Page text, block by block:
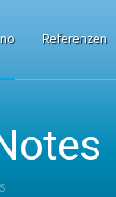
Referenzen